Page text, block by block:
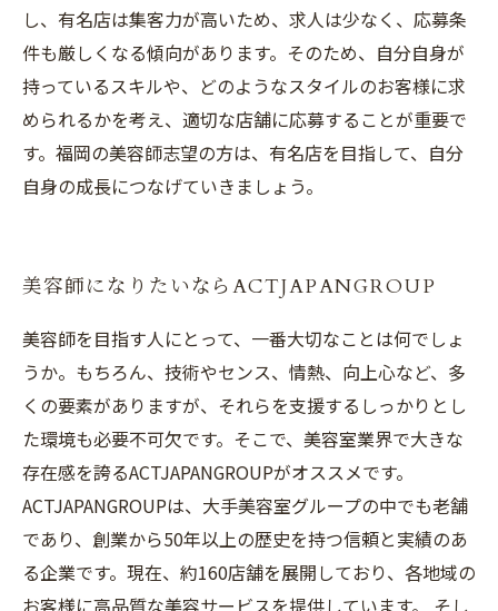
し、有名店は集客力が高いため、求人は少なく、応募条
件も厳しくなる傾向があります。そのため、自分自身が
持っているスキルや、どのようなスタイルのお客様に求
められるかを考え、適切な店舗に応募することが重要で
す。福岡の美容師志望の方は、有名店を目指して、自分
自身の成長につなげていきましょう。
美容師になりたいならACTJAPANGROUP
美容師を目指す人にとって、一番大切なことは何でしょ
うか。もちろん、技術やセンス、情熱、向上心など、多
くの要素がありますが、それらを支援するしっかりとし
た環境も必要不可欠です。そこで、美容室業界で大きな
存在感を誇るACTJAPANGROUPがオススメです。
ACTJAPANGROUPは、大手美容室グループの中でも老舗
であり、創業から50年以上の歴史を持つ信頼と実績のあ
る企業です。現在、約160店舗を展開しており、各地域の
お客様に高品質な美容サービスを提供しています。 そし